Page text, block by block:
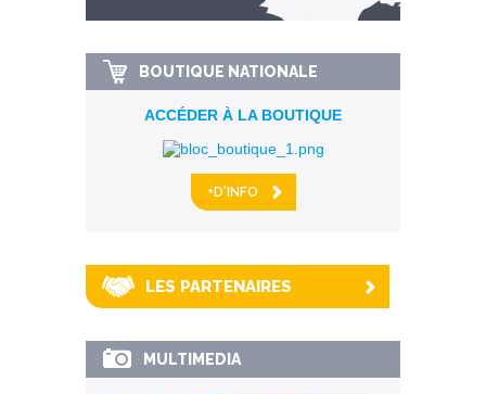
km alentour
BOUTIQUE NATIONALE
ACCÉDER À LA BOUTIQUE
+D'INFO
LES PARTENAIRES
MULTIMEDIA